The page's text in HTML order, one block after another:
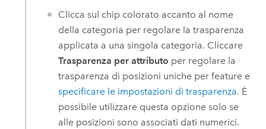
Clicca sul chip colorato accanto al nome
della categoria per regolare la trasparenza
applicata a una singola categoria. Cliccare
Trasparenza per attributo per regolare la
trasparenza di posizioni uniche per feature e
specificare le impostazioni di trasparenza. È
possibile utilizzare questa opzione solo se
alle posizioni sono associati dati numerici.